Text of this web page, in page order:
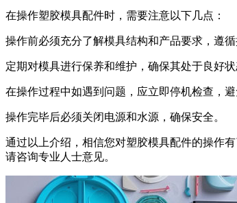
在操作塑胶模具配件时，需要注意以下几点：
操作前必须充分了解模具结构和产品要求，遵循
定期对模具进行保养和维护，确保其处于良好状
在操作过程中如遇到问题，应立即停机检查，避
操作完毕后必须关闭电源和水源，确保安全。
通过以上介绍，相信您对塑胶模具配件的操作
请咨询专业人士意见。